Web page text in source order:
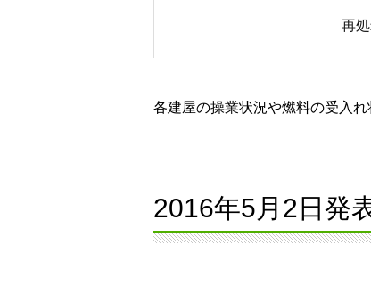
再
各建屋の操業状況や燃料の受入
2016年5月2日発